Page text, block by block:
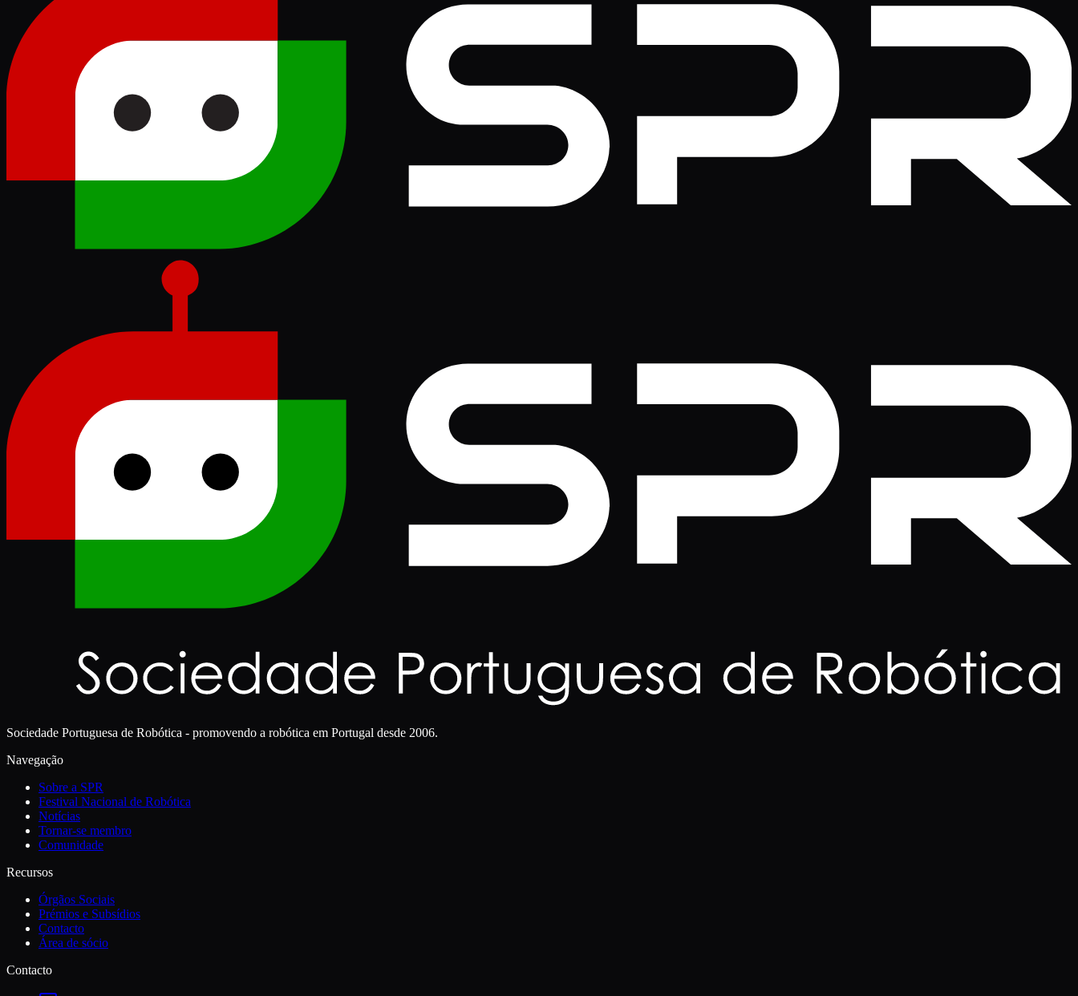
Sociedade Portuguesa de Robótica - promovendo a robótica em Portugal desde 2006.
Navegação
Sobre a SPR
Festival Nacional de Robótica
Notícias
Tornar-se membro
Comunidade
Recursos
Órgãos Sociais
Prémios e Subsídios
Contacto
Área de sócio
Contacto